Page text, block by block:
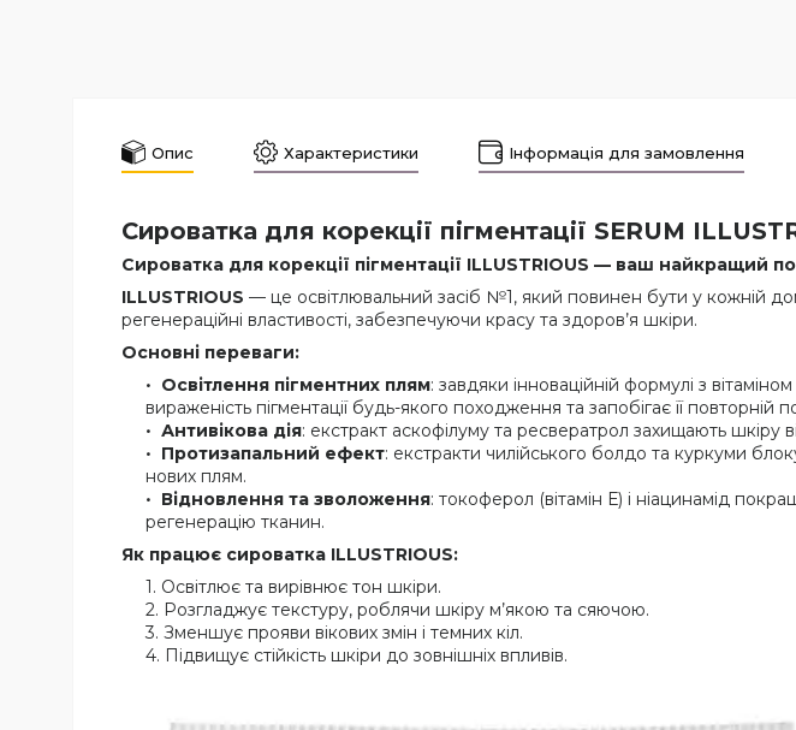
Опис Характеристики Інформація для замовлення
Сироватка для корекції пігментації SERUM
Сироватка для корекції пігментації ILLUSTRIOUS — ваш найкращий
ILLUSTRIOUS — це освітлювальний засіб №1, який повинен бути у кожній
регенераційні властивості, забезпечуючи красу та здоров’я шкіри.
Основні переваги:
Освітлення пігментних плям: завдяки інноваційній формулі з
вираженість пігментації будь-якого походження та запобігає її повторній
Антивікова дія: екстракт аскофілуму та ресвератрол захищають шкіру
Протизапальний ефект: екстракти чилійського болдо та куркуми
нових плям.
Відновлення та зволоження: токоферол (вітамін Е) і ніацинамід
регенерацію тканин.
Як працює сироватка ILLUSTRIOUS:
Освітлює та вирівнює тон шкіри.
Розгладжує текстуру, роблячи шкіру м’якою та сяючою.
Зменшує прояви вікових змін і темних кіл.
Підвищує стійкість шкіри до зовнішніх впливів.